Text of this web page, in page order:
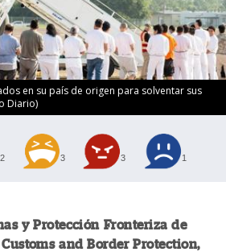
en su país de origen para solventar sus
Diario)
2 3 3 1
y Protección Fronteriza de
Customs and Border Protection,